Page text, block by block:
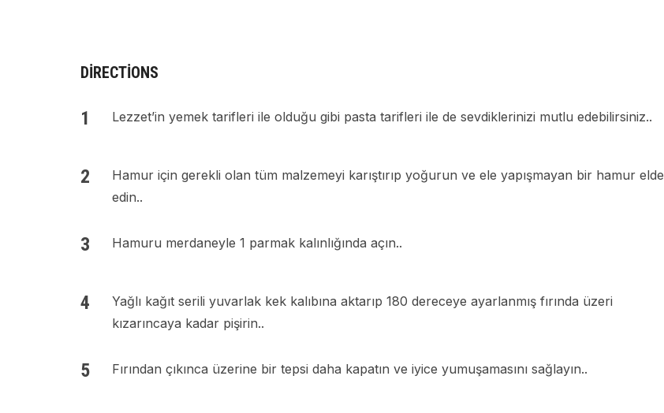
DIRECTIONS
Lezzet’in yemek tarifleri ile olduğu gibi pasta tarifleri ile de sevdiklerinizi mutlu edebilirsiniz..
Hamur için gerekli olan tüm malzemeyi karıştırıp yoğurun ve ele yapışmayan bir hamur elde
edin..
Hamuru merdaneyle 1 parmak kalınlığında açın..
Yağlı kağıt serili yuvarlak kek kalıbına aktarıp 180 dereceye ayarlanmış fırında üzeri
kızarıncaya kadar pişirin..
Fırından çıkınca üzerine bir tepsi daha kapatın ve iyice yumuşamasını sağlayın..